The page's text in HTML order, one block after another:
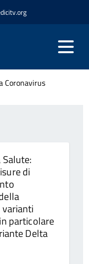
Coronavirus
di
particolare
Delta